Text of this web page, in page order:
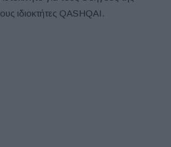
ιδιοκτήτες QASHQAI.